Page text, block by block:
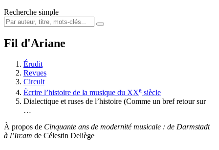
Recherche simple
Fil d'Ariane
Érudit
Revues
Circuit
Écrire l’histoire de la musique du XXe siècle
Dialectique et ruses de l’histoire (Comme un bref retour sur
…
À propos de Cinquante ans de modernité musicale : de Darmstadt
à l’Ircam de Célestin Deliège